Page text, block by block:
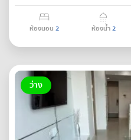
ห้องนอน 2 ห้องน้ำ2
ว่าง